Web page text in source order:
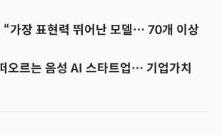
“가장 표현력 뛰어난 모델… 70개 이상
오르는 음성 AI 스타트업… 기업가치